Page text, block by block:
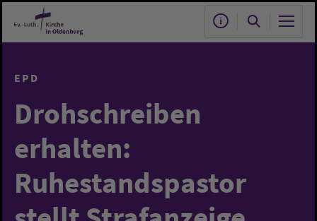
Zum Hauptinhalt springen
EPD
Drohschreiben
erhalten:
Ruhestandspastor